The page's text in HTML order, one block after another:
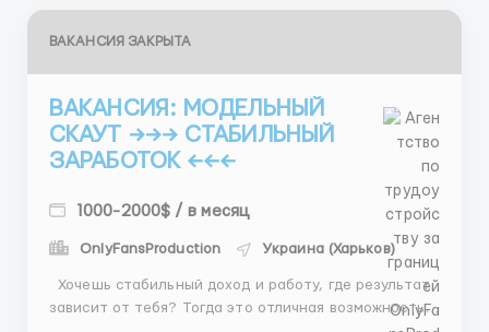
ВАКАНСИЯ ЗАКРЫТА
ВАКАНСИЯ: МОДЕЛЬНЫЙ
СКАУТ →→→ СТАБИЛЬНЫЙ
ЗАРАБОТОК ←←←
1000-2000$ / в месяц
OnlyFansProduction Украина (Харьков)
Хочешь стабильный доход и работу, где результат
зависит от тебя? Тогда это отличная возможность